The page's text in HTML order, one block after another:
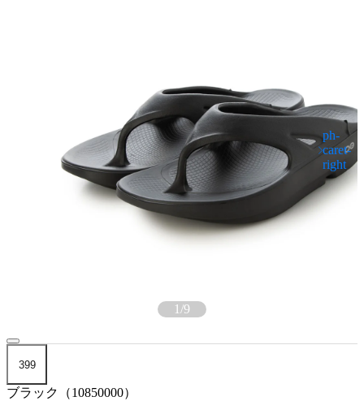
1/9
399
ブラック（10850000）